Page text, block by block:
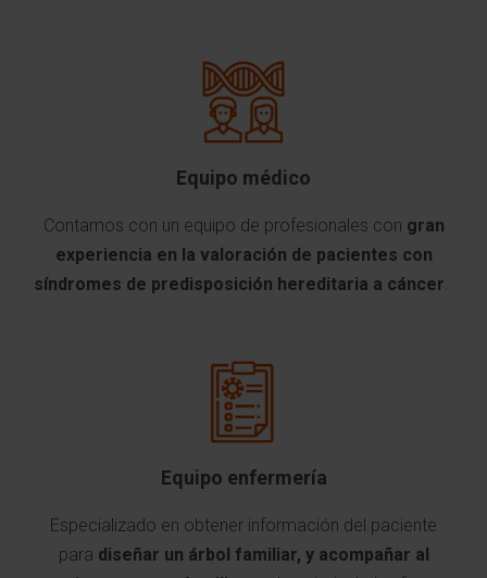
Equipo médico
Contamos con un equipo de profesionales con gran
experiencia en la valoración de pacientes con
síndromes de predisposición hereditaria a cáncer.
Equipo enfermería
Especializado en obtener información del paciente
para diseñar un árbol familiar, y acompañar al